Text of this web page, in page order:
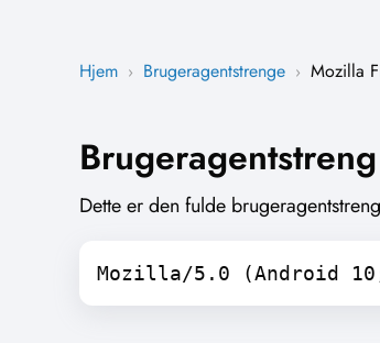
Hjem › Brugeragentstrenge › Mozilla
Brugeragentstreng
Dette er den fulde
Mozilla/5.0 (Android